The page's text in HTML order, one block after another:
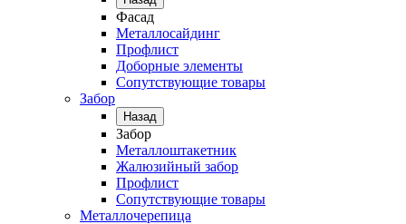
Фасад
Металлосайдинг
Профлист
Доборные элементы
Сопутствующие товары
Забор
Назад
Забор
Металлоштакетник
Жалюзийный забор
Профлист
Сопутствующие товары
Металлочерепица